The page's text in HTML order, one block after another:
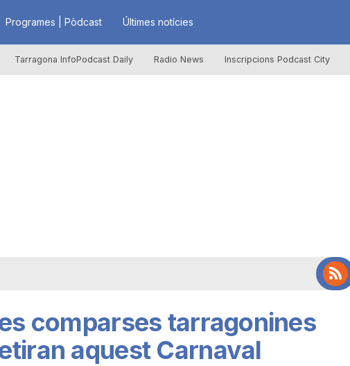
Programes | Pòdcast Últimes notícies
Tarragona InfoPodcast Daily Radio News Inscripcions Podcast City
comparses tarragonines
aquest Carnaval